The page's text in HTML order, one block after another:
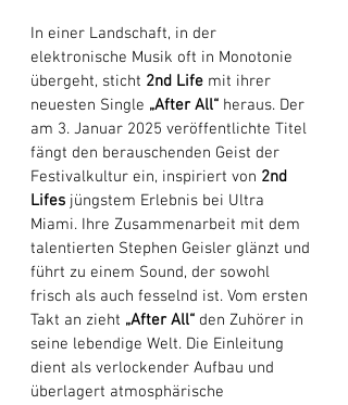
In einer Landschaft, in der
elektronische Musik oft in Monotonie
übergeht, sticht 2nd Life mit ihrer
neuesten Single „After All“ heraus. Der
am 3. Januar 2025 veröffentlichte Titel
fängt den berauschenden Geist der
Festivalkultur ein, inspiriert von 2nd
Lifes jüngstem Erlebnis bei Ultra
Miami. Ihre Zusammenarbeit mit dem
talentierten Stephen Geisler glänzt und
führt zu einem Sound, der sowohl
frisch als auch fesselnd ist. Vom ersten
Takt an zieht „After All“ den Zuhörer in
seine lebendige Welt. Die Einleitung
dient als verlockender Aufbau und
überlagert atmosphärische